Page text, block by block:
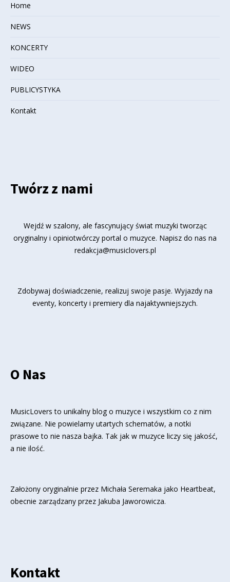
Home
NEWS
KONCERTY
WIDEO
PUBLICYSTYKA
Kontakt
Twórz z nami
Wejdź w szalony, ale fascynujący świat muzyki tworząc
oryginalny i opiniotwórczy portal o muzyce. Napisz do nas na
redakcja@musiclovers.pl
Zdobywaj doświadczenie, realizuj swoje pasje. Wyjazdy na
eventy, koncerty i premiery dla najaktywniejszych.
O Nas
MusicLovers to unikalny blog o muzyce i wszystkim co z nim
związane. Nie powielamy utartych schematów, a notki
prasowe to nie nasza bajka. Tak jak w muzyce liczy się jakość,
a nie ilość.
Założony oryginalnie przez Michała Seremaka jako Heartbeat,
obecnie zarządzany przez Jakuba Jaworowicza.
Kontakt